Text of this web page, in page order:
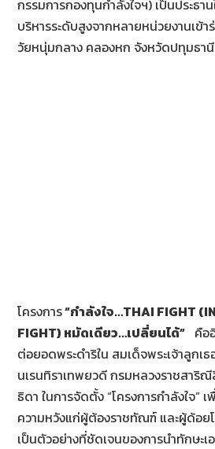
กรรมการกองทุนกำลังใจฯ) เป็นประธ
บริหารระดับสูงจากหลายหน่วยงานเข้
วัยหนุ่มกลาง คลองหก จังหวัดปทุมธานี
โครงการ“กำลังใจ…THAI FIGHT
FIGHT) หมัดเดียว…เปลี่ยนได้” คือ
ต่อยอดพระดำริใน สมเด็จพระเจ้าลูกเ
นเรนทิราเทพยวดี กรมหลวงราชสาริ
ธิดา ในการจัดตั้ง “โครงการกำลังใจ”
ความหวังแก่ผู้ต้องราชทัณฑ์ และผู้ด้อย
เป็นตัวอย่างที่ชัดเจนของการนำทักษะ